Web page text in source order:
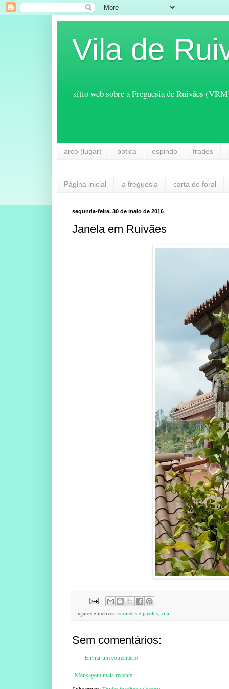
Vila de
sítio web sobre a Freguesia de Ruivães
arco (lugar) botica espindo frades
Página inicial a freguesia carta de foral
segunda-feira, 30 de maio de 2016
Janela em Ruivães
lugares e motivos: varandas e janelas, vila
Sem comentários:
Enviar um comentário
Mensagem mais recente